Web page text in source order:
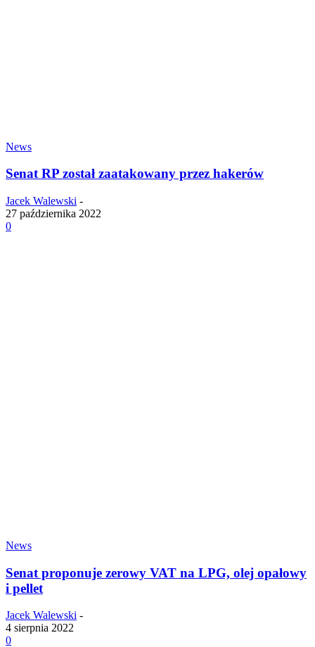
News
Senat RP został zaatakowany przez hakerów
Jacek Walewski -
27 października 2022
0
News
Senat proponuje zerowy VAT na LPG, olej opałowy
i pellet
Jacek Walewski -
4 sierpnia 2022
0